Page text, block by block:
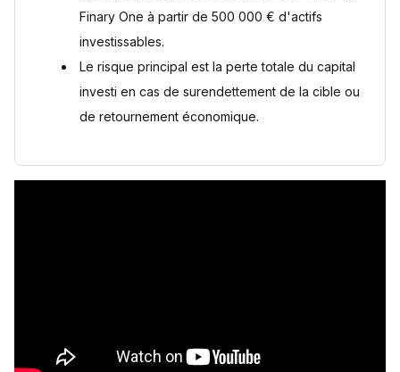
Finary One à partir de 500 000 € d'actifs
investissables.
Le risque principal est la perte totale du capital
investi en cas de surendettement de la cible ou
de retournement économique.